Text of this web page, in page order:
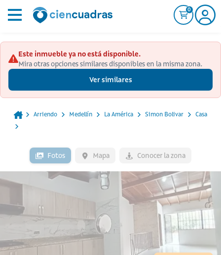
0
Este inmueble ya no está disponible.
Mira otras opciones similares disponibles en la misma zona.
Ver similares
Arriendo Medellín La América Simon Bolivar Casa
Fotos Mapa Conocer la zona